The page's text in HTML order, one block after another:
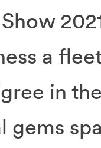
a
in
gems